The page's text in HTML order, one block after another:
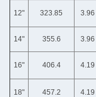
12" 323.85 3.96
14" 355.6 3.96
16" 406.4 4.19
18" 457.2 4.19